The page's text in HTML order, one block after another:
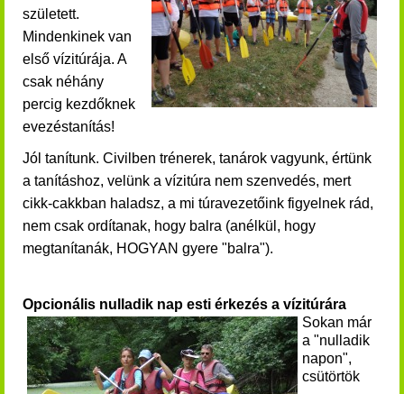
született.
Mindenkinek van
első vízitúrája. A
csak néhány
percig kezdőknek
evezéstanítás!
Jól tanítunk. Civilben trénerek, tanárok vagyunk, értünk
a tanításhoz, velünk a vízitúra nem szenvedés, mert
cikk-cakkban haladsz, a mi túravezetőink figyelnek rád,
nem csak ordítanak, hogy balra (anélkül, hogy
megtanítanák, HOGYAN gyere "balra").
Opcionális nulladik nap esti érkezés a vízitúrára
Sokan már
a "nulladik
napon",
csütörtök